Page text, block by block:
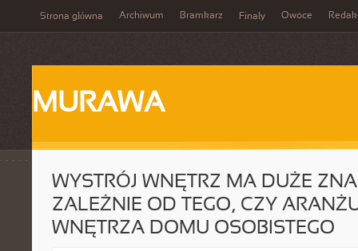
Strona główna Archiwum Bramkarz Finały Owoce
MURAWA
WYSTRÓJ WNĘTRZ MA DUŻE
ZALEŻNIE OD TEGO, CZY
WNĘTRZA DOMU OSOBISTEGO